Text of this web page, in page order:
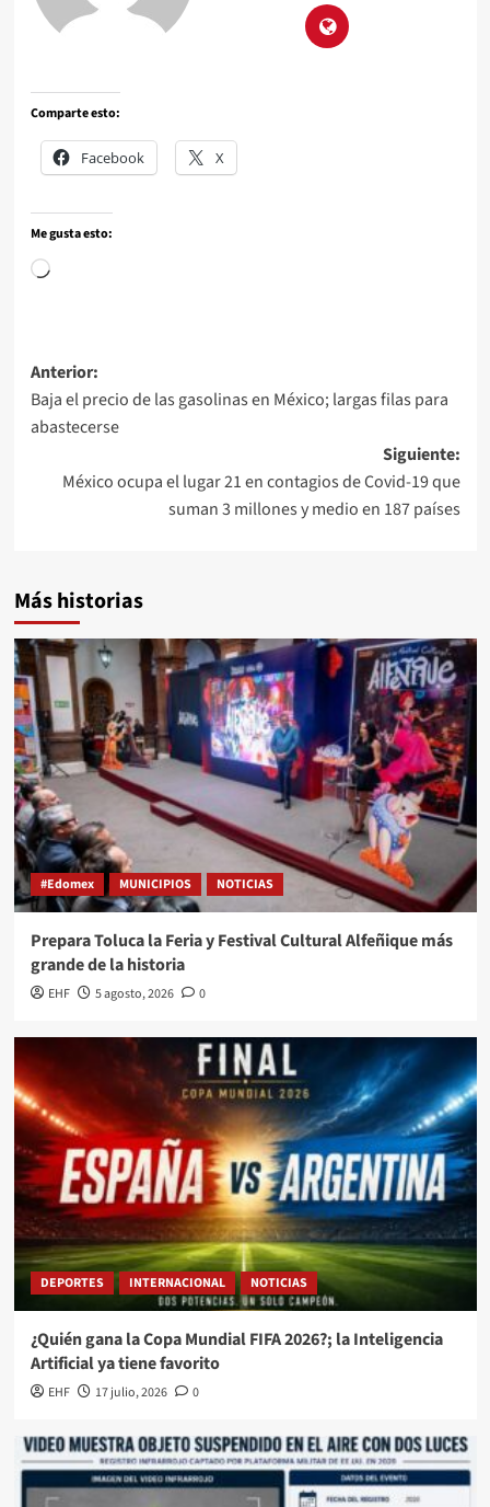
Comparte esto:
Facebook X
Me gusta esto:
Anterior:
Baja el precio de las gasolinas en México; largas filas para
abastecerse
Siguiente:
México ocupa el lugar 21 en contagios de Covid-19 que
suman 3 millones y medio en 187 países
Más historias
#Edomex MUNICIPIOS NOTICIAS
Prepara Toluca la Feria y Festival Cultural Alfeñique más
grande de la historia
EHF 5 agosto, 2026 0
DEPORTES INTERNACIONAL NOTICIAS
¿Quién gana la Copa Mundial FIFA 2026?; la Inteligencia
Artificial ya tiene favorito
EHF 17 julio, 2026 0